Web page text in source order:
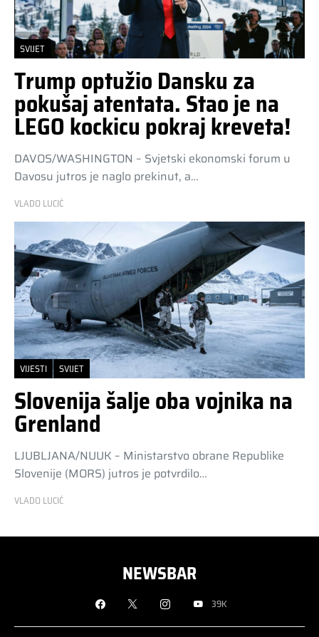
SVIJET
Trump optužio Dansku za
pokušaj atentata. Stao je na
LEGO kockicu pokraj kreveta!
DAVOS/WASHINGTON – Svjetski ekonomski forum u
Davosu jutros je naglo prekinut, a…
VLADO LUCIĆ
VIJESTI SVIJET
Slovenija šalje oba vojnika na
Grenland
LJUBLJANA/NUUK – Ministarstvo obrane Republike
Slovenije (MORS) jutros je potvrdilo…
VLADO LUCIĆ
NEWSBAR
39K